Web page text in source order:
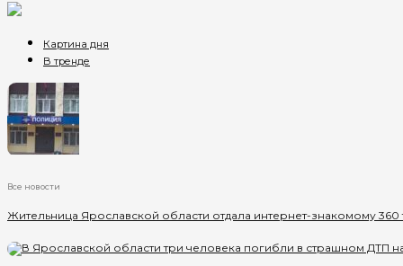
Картина дня
В тренде
Все новости
Жительница Ярославской области отдала интернет-знакомому 360